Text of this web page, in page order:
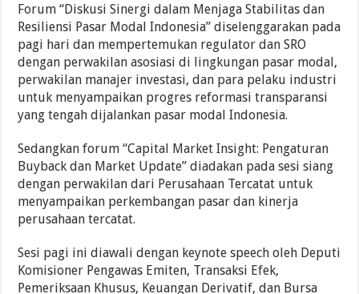
Forum “Diskusi Sinergi dalam Menjaga Stabilitas dan
Resiliensi Pasar Modal Indonesia” diselenggarakan pada
pagi hari dan mempertemukan regulator dan SRO
dengan perwakilan asosiasi di lingkungan pasar modal,
perwakilan manajer investasi, dan para pelaku industri
untuk menyampaikan progres reformasi transparansi
yang tengah dijalankan pasar modal Indonesia.
Sedangkan forum “Capital Market Insight: Pengaturan
Buyback dan Market Update” diadakan pada sesi siang
dengan perwakilan dari Perusahaan Tercatat untuk
menyampaikan perkembangan pasar dan kinerja
perusahaan tercatat.
Sesi pagi ini diawali dengan keynote speech oleh Deputi
Komisioner Pengawas Emiten, Transaksi Efek,
Pemeriksaan Khusus, Keuangan Derivatif, dan Bursa